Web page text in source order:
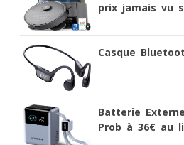
prix jamais vu
Casque
Batterie Externe
Prob à 36€ au